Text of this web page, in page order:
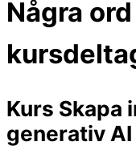
Några
Kurs Skapa
generativ AI